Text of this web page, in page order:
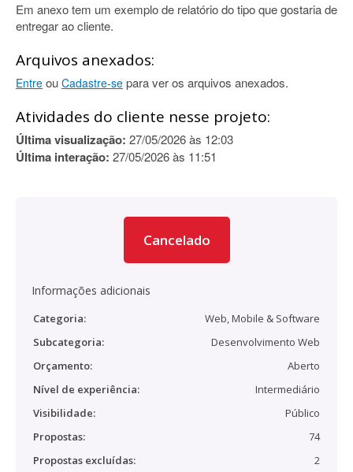
Em anexo tem um exemplo de relatório do tipo que gostaria de
entregar ao cliente.
Arquivos anexados:
Entre ou Cadastre-se para ver os arquivos anexados.
Atividades do cliente nesse projeto:
Última visualização: 27/05/2026 às 12:03
Última interação: 27/05/2026 às 11:51
Cancelado
Informações adicionais
Categoria:
Web, Mobile & Software
Subcategoria:
Desenvolvimento Web
Orçamento:
Aberto
Nível de experiência:
Intermediário
Visibilidade:
Público
Propostas:
74
Propostas excluídas:
2